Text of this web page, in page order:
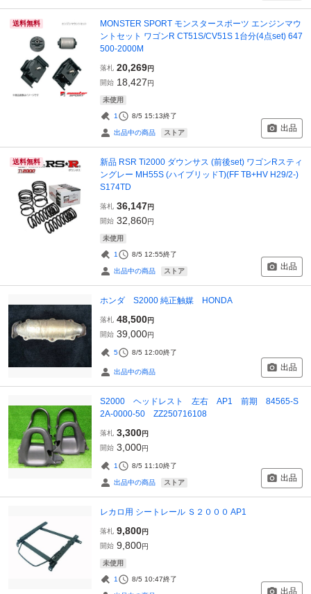
送料無料
MONSTER SPORT モンスタースポーツ エンジンマウ
ントセット ワゴンR CT51S/CV51S 1台分(4点set) 647
500-2000M
落札 20,269円
開始 18,427円
未使用
1 8/5 15:13終了
出品中の商品 ストア 出品
送料無料
新品 RSR Ti2000 ダウンサス (前後set) ワゴンRスティ
ングレー MH55S (ハイブリッドT)(FF TB+HV H29/2-)
S174TD
落札 36,147円
開始 32,860円
未使用
1 8/5 12:55終了
出品中の商品 ストア 出品
ホンダ S2000 純正触媒 HONDA
落札 48,500円
開始 39,000円
5 8/5 12:00終了
出品中の商品 出品
S2000 ヘッドレスト 左右 AP1 前期 84565-S
2A-0000-50 ZZ250716108
落札 3,300円
開始 3,000円
1 8/5 11:10終了
出品中の商品 ストア 出品
レカロ用 シートレール Ｓ２０００ AP1
落札 9,800円
開始 9,800円
未使用
1 8/5 10:47終了
出品